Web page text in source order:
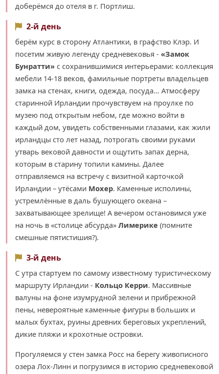
доберёмся до отеля в г. Портлиш.
2-й день
берём курс в сторону Атлантики, в графство Клэр. И
посетим живую легенду средневековья - «Замок
Бунратти» с сохранившимися интерьерами: коллекция
мебели 14-18 веков, фамильные портреты владельцев
замка на стенах, книги, одежда, посуда… Атмосферу
старинной Ирландии прочувствуем на проулке по
музею под открытым небом, где можно войти в
каждый дом, увидеть собственными глазами, как жили
ирландцы сто лет назад, потрогать своими руками
утварь вековой давности и ощутить запах дерна,
которым в старину топили камины. Далее
отправляемся на встречу с визитной карточкой
Ирландии – утёсами Мохер. Каменные исполины,
устремлённые в даль бушующего океана –
захватывающее зрелище! А вечером остановимся уже
на ночь в «столице абсурда» Лимерике (помните
смешные пятистишия?).
3-й день
С утра стартуем по самому известному туристическому
маршруту Ирландии - Кольцо Керри. Массивные
валуны на фоне изумрудной зелени и прибрежной
пены, невероятные каменные фигуры в больших и
малых бухтах, руины древних береговых укреплений,
дикие пляжи и крохотные островки.
Прогуляемся у стен замка Росс на берегу живописного
озера Лох-Линн и погрузимся в историю средневековой